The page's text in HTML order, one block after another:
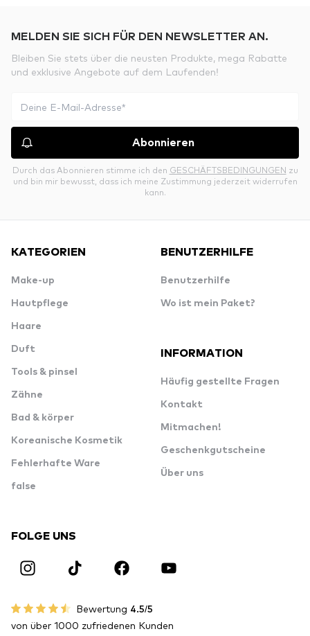
MELDEN SIE SICH FÜR DEN NEWSLETTER AN.
Bleiben Sie stets über die neusten Produkte, mega Rabatte
und exklusive Angebote auf dem Laufenden!
Abonnieren
Durch das Abonnieren stimme ich den GESCHÄFTSBEDINGUNGEN zu
und bin mir bewusst, dass ich meine Zustimmung jederzeit widerrufen
kann.
KATEGORIEN
Make-up
Hautpflege
Haare
Duft
Tools & pinsel
Zähne
Bad & körper
Koreanische Kosmetik
Fehlerhafte Ware
false
BENUTZERHILFE
Benutzerhilfe
Wo ist mein Paket?
INFORMATION
Häufig gestellte Fragen
Kontakt
Mitmachen!
Geschenkgutscheine
Über uns
FOLGE UNS
Bewertung 4.5/5
von über 1000 zufriedenen Kunden